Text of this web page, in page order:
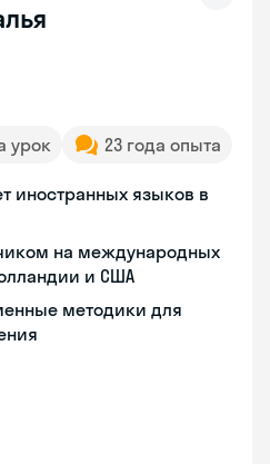
урок 23 года опыта
иностранных языков в
на международных
и США
методики для